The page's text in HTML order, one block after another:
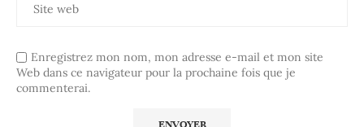
Enregistrez mon nom, mon adresse e-mail et mon site
Web dans ce navigateur pour la prochaine fois que je
commenterai.